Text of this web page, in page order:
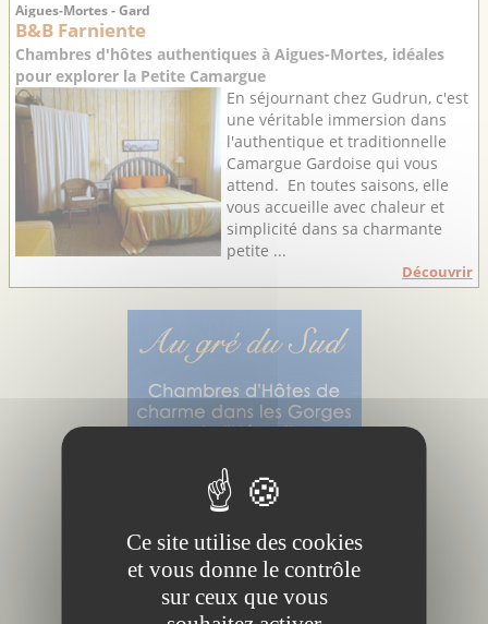
Aigues-Mortes - Gard
B&B Farniente
Chambres d'hôtes authentiques à Aigues-Mortes, idéales
pour explorer la Petite Camargue
En séjournant chez Gudrun, c'est
une véritable immersion dans
l'authentique et traditionnelle
Camargue Gardoise qui vous
attend. En toutes saisons, elle
vous accueille avec chaleur et
simplicité dans sa charmante
petite ...
Découvrir
Ce site utilise des cookies
et vous donne le contrôle
sur ceux que vous